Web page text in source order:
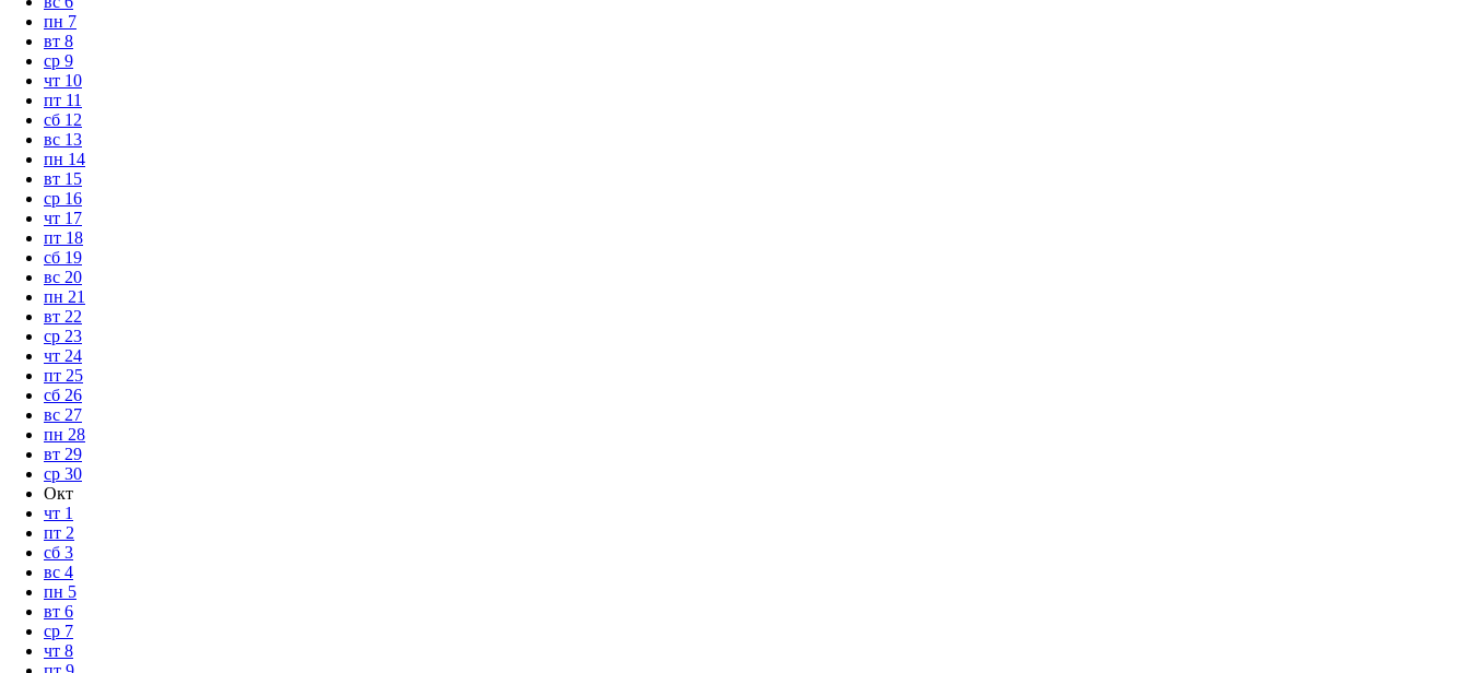
пн 7
вт 8
ср 9
чт 10
пт 11
сб 12
вс 13
пн 14
вт 15
ср 16
чт 17
пт 18
сб 19
вс 20
пн 21
вт 22
ср 23
чт 24
пт 25
сб 26
вс 27
пн 28
вт 29
ср 30
Окт
чт 1
пт 2
сб 3
вс 4
пн 5
вт 6
ср 7
чт 8